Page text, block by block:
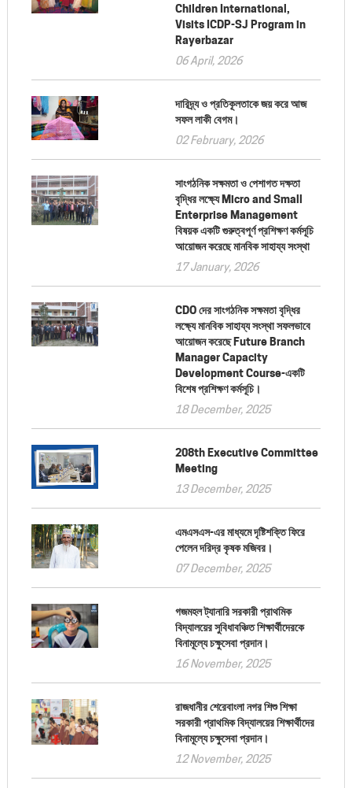
Children International,
Visits ICDP-SJ Program in
Rayerbazar
06 April, 2026
দারিদ্র্য ও প্রতিকূলতাকে জয় করে আজ
সফল লাকী বেগম।
02 February, 2026
সাংগঠনিক সক্ষমতা ও পেশাগত দক্ষতা
বৃদ্ধির লক্ষ্যে Micro and Small
Enterprise Management
বিষয়ক একটি গুরুত্বপূর্ণ প্রশিক্ষণ কর্মসূচি
আয়োজন করেছে মানবিক সাহায্য সংস্থা
17 January, 2026
CDO দের সাংগঠনিক সক্ষমতা বৃদ্ধির
লক্ষ্যে মানবিক সাহায্য সংস্থা সফলভাবে
আয়োজন করেছে Future Branch
Manager Capacity
Development Course-একটি
বিশেষ প্রশিক্ষণ কর্মসূচি।
18 December, 2025
208th Executive Committee
Meeting
13 December, 2025
এমএসএস-এর মাধ্যমে দৃষ্টিশক্তি ফিরে
পেলেন দরিদ্র কৃষক মজিবর।
07 December, 2025
গজমহল ট্যানারি সরকারী প্রাথমিক
বিদ্যালয়ের সুবিধাবঞ্চিত শিক্ষার্থীদেরকে
বিনামূল্যে চক্ষুসেবা প্রদান।
16 November, 2025
রাজধানীর শেরেবাংলা নগর শিশু শিক্ষা
সরকারী প্রাথমিক বিদ্যালয়ের শিক্ষার্থীদের
বিনামূল্যে চক্ষুসেবা প্রদান।
12 November, 2025